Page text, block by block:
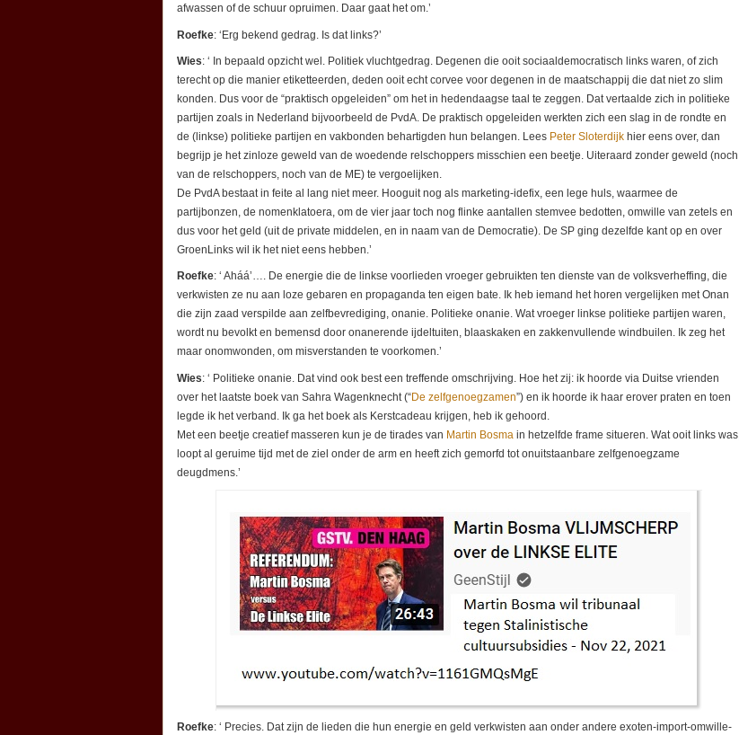
afwassen of de schuur opruimen. Daar gaat het om.’
Roefke: ‘Erg bekend gedrag. Is dat links?’
Wies: ‘ In bepaald opzicht wel. Politiek vluchtgedrag. Degenen die ooit sociaaldemocratisch links waren, of zich
terecht op die manier etiketteerden, deden ooit echt corvee voor degenen in de maatschappij die dat niet zo slim
konden. Dus voor de “praktisch opgeleiden” om het in hedendaagse taal te zeggen. Dat vertaalde zich in politieke
partijen zoals in Nederland bijvoorbeeld de PvdA. De praktisch opgeleiden werkten zich een slag in de rondte en
de (linkse) politieke partijen en vakbonden behartigden hun belangen. Lees Peter Sloterdijk hier eens over, dan
begrijp je het zinloze geweld van de woedende relschoppers misschien een beetje. Uiteraard zonder geweld (noch
van de relschoppers, noch van de ME) te vergoelijken.
De PvdA bestaat in feite al lang niet meer. Hooguit nog als marketing-idefix, een lege huls, waarmee de
partijbonzen, de nomenklatoera, om de vier jaar toch nog flinke aantallen stemvee bedotten, omwille van zetels en
dus voor het geld (uit de private middelen, en in naam van de Democratie). De SP ging dezelfde kant op en over
GroenLinks wil ik het niet eens hebben.’
Roefke: ‘ Aháá’…. De energie die de linkse voorlieden vroeger gebruikten ten dienste van de volksverheffing, die
verkwisten ze nu aan loze gebaren en propaganda ten eigen bate. Ik heb iemand het horen vergelijken met Onan
die zijn zaad verspilde aan zelfbevrediging, onanie. Politieke onanie. Wat vroeger linkse politieke partijen waren,
wordt nu bevolkt en bemensd door onanerende ijdeltuiten, blaaskaken en zakkenvullende windbuilen. Ik zeg het
maar onomwonden, om misverstanden te voorkomen.’
Wies: ‘ Politieke onanie. Dat vind ook best een treffende omschrijving. Hoe het zij: ik hoorde via Duitse vrienden
over het laatste boek van Sahra Wagenknecht (“De zelfgenoeg­zamen”) en ik hoorde ik haar erover praten en toen
legde ik het verband. Ik ga het boek als Kerstcadeau krijgen, heb ik gehoord.
Met een beetje creatief masseren kun je de tirades van Martin Bosma in hetzelfde frame situeren. Wat ooit links was,
loopt al geruime tijd met de ziel onder de arm en heeft zich gemorfd tot onuitstaanbare zelfgenoegzame
deugdmens.’
Roefke: ‘ Precies. Dat zijn de lieden die hun energie en geld verkwisten aan onder andere exoten-import-omwille-